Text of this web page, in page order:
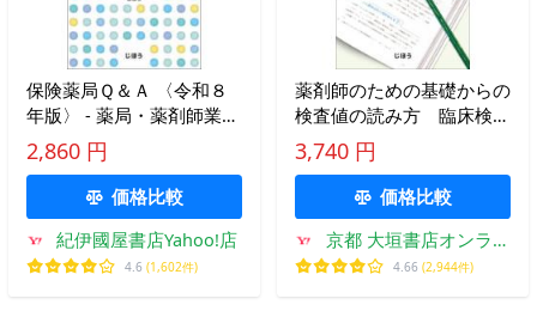
保険薬局Ｑ＆Ａ 〈令和８
年版〉 - 薬局・薬剤師業務
のポイント
2,860 円
価格比較
紀伊國屋書店Yahoo!店
4.6 (1,602件)
薬剤師のための基礎からの
検査値の読み方 臨床検査
専門医×薬剤師の視点 / 上
硲俊法／監修・編集 森嶋
祥之／編集
3,740 円
価格比較
京都 大垣書店オンライ
ン
4.66 (2,944件)